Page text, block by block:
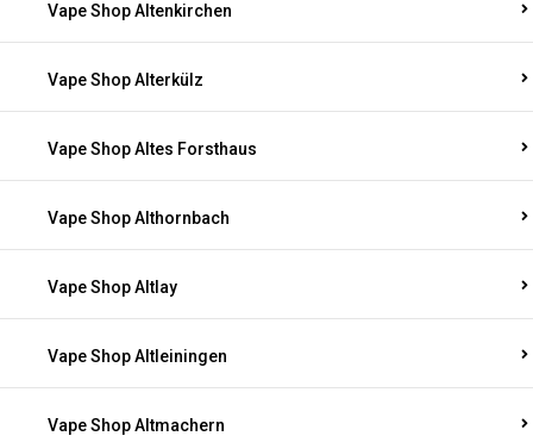
Vape Shop Altenkirchen
Vape Shop Alterkülz
Vape Shop Altes Forsthaus
Vape Shop Althornbach
Vape Shop Altlay
Vape Shop Altleiningen
Vape Shop Altmachern